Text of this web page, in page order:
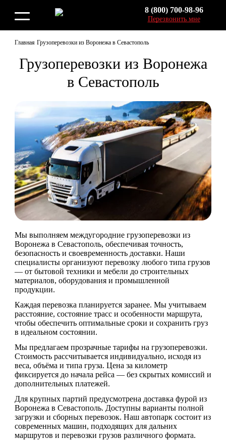
8 (800) 700-98-96
Перезвонить мне
Главная Грузоперевозки из Воронежа в Севастополь
Грузоперевозки из Воронежа
в Севастополь
Мы выполняем междугородние грузоперевозки из
Воронежа в Севастополь, обеспечивая точность,
безопасность и своевременность доставки. Наши
специалисты организуют перевозку любого типа грузов
— от бытовой техники и мебели до строительных
материалов, оборудования и промышленной
продукции.
Каждая перевозка планируется заранее. Мы учитываем
расстояние, состояние трасс и особенности маршрута,
чтобы обеспечить оптимальные сроки и сохранить груз
в идеальном состоянии.
Мы предлагаем прозрачные тарифы на грузоперевозки.
Стоимость рассчитывается индивидуально, исходя из
веса, объёма и типа груза. Цена за километр
фиксируется до начала рейса — без скрытых комиссий и
дополнительных платежей.
Для крупных партий предусмотрена доставка фурой из
Воронежа в Севастополь. Доступны варианты полной
загрузки и сборных перевозок. Наш автопарк состоит из
современных машин, подходящих для дальних
маршрутов и перевозки грузов различного формата.